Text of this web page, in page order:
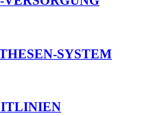
SYSTEM